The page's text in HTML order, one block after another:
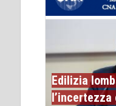
Edilizia